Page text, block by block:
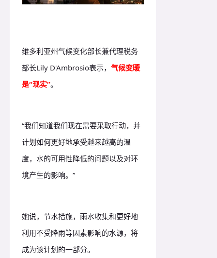
维多利亚州气候变化部长兼代理税务
部长Lily D'Ambrosio表示， 气候变暖
是“现实”。
“我们知道我们现在需要采取行动，并
计划如何更好地承受越来越高的温
度，水的可用性降低的问题以及对环
境产生的影响。”
她说，节水措施，雨水收集和更好地
利用不受降雨等因素影响的水源，将
成为该计划的一部分。